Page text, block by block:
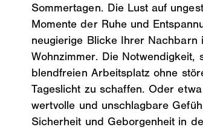
Sommertagen. Die Lust auf
Momente der Ruhe und
neugierige Blicke Ihrer Nachbarn
Wohnzimmer. Die Notwendigkeit,
blendfreien Arbeitsplatz ohne
Tageslicht zu schaffen. Oder
wertvolle und unschlagbare
Sicherheit und Geborgenheit in